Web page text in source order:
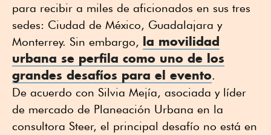
para recibir a miles de aficionados en sus tres
sedes: Ciudad de México, Guadalajara y
Monterrey. Sin embargo, la movilidad
urbana se perfila como uno de los
grandes desafíos para el evento.
De acuerdo con Silvia Mejía, asociada y líder
de mercado de Planeación Urbana en la
consultora Steer, el principal desafío no está en